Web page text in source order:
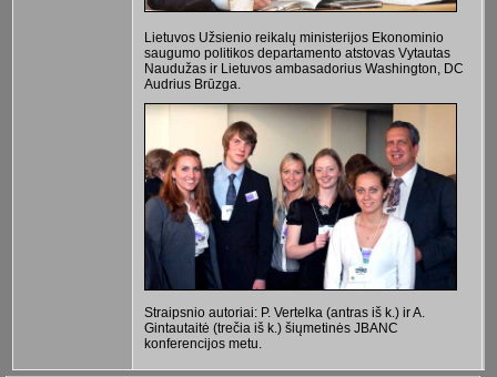
Lietuvos Užsienio reikalų ministerijos Ekonominio
saugumo politikos departamento atstovas Vytautas
Naudužas ir Lietuvos ambasadorius Washington, DC
Audrius Brūzga.
Straipsnio autoriai: P. Vertelka (antras iš k.) ir A.
Gintautaitė (trečia iš k.) šiųmetinės JBANC
konferencijos metu.